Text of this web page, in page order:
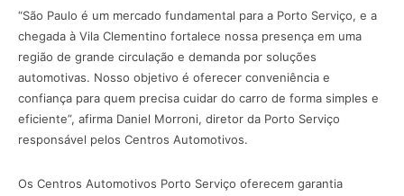
“São Paulo é um mercado fundamental para a Porto Serviço, e a
chegada à Vila Clementino fortalece nossa presença em uma
região de grande circulação e demanda por soluções
automotivas. Nosso objetivo é oferecer conveniência e
confiança para quem precisa cuidar do carro de forma simples e
eficiente”, afirma Daniel Morroni, diretor da Porto Serviço
responsável pelos Centros Automotivos.
Os Centros Automotivos Porto Serviço oferecem garantia